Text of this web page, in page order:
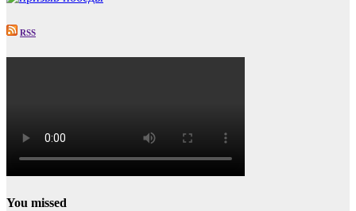
RSS
You missed